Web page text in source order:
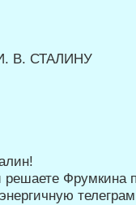
В. СТАЛИНУ
решаете Фрумкина